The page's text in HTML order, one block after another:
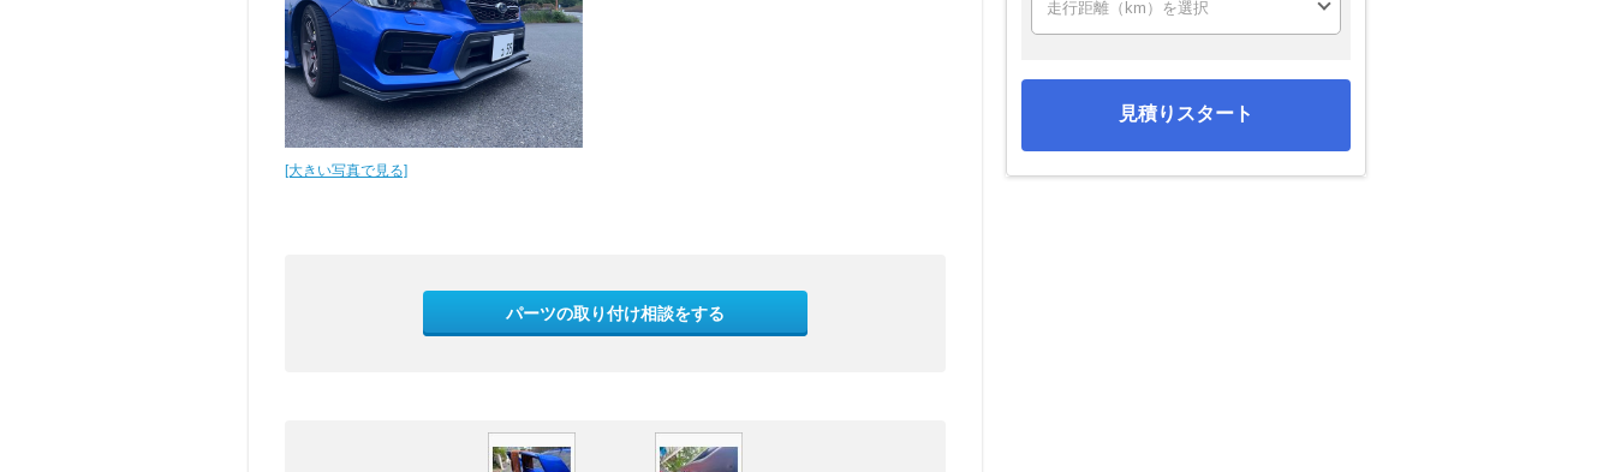
[大きい写真で見る]
パーツの取り付け相談をする
見積りスタート